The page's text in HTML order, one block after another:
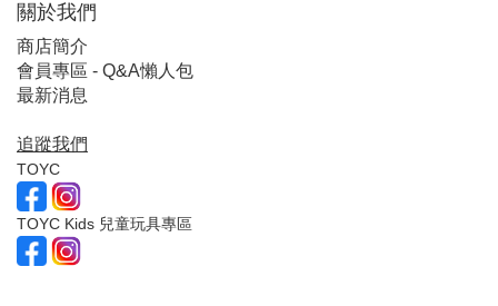
關於我們
商店簡介
會員專區 - Q&A懶人包
最新消息
追蹤我們
TOYC
TOYC Kids 兒童玩具專區